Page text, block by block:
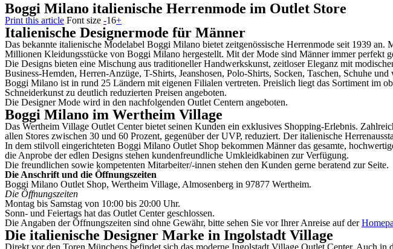
Boggi Milano italienische Herrenmode im Outlet Store
Print this article Font size -16+
Italienische Designermode für Männer
Das bekannte italienische Modelabel Boggi Milano bietet zeitgenössische Herrenmode seit 1939
Millionen Kleidungsstücke von Boggi Milano hergestellt. Mit der Mode sind Männer immer perfekt
Die Designs bieten eine Mischung aus traditioneller Handwerkskunst, zeitloser Eleganz mit
Business-Hemden, Herren-Anzüge, T-Shirts, Jeanshosen, Polo-Shirts, Socken, Taschen, Schuhe und
Boggi Milano ist in rund 25 Ländern mit eigenen Filialen vertreten. Preislich liegt das Sortiment im
Schneiderkunst zu deutlich reduzierten Preisen angeboten.
Die Designer Mode wird in den nachfolgenden Outlet Centern angeboten.
Boggi Milano im Wertheim Village
Das Wertheim Village Outlet Center bietet seinen Kunden ein exklusives Shopping-Erlebnis.
allen Stores zwischen 30 und 60 Prozent, gegenüber der UVP, reduziert. Der italienische
In dem stilvoll eingerichteten Boggi Milano Outlet Shop bekommen Männer das gesamte,
die Anprobe der edlen Designs stehen kundenfreundliche Umkleidkabinen zur Verfügung.
Die freundlichen sowie kompetenten Mitarbeiter/-innen stehen den Kunden gerne beratend zur Seite.
Die Anschrift und die Öffnungszeiten
Boggi Milano Outlet Shop, Wertheim Village, Almosenberg in 97877 Wertheim.
Die Öffnungszeiten
Montag bis Samstag von 10:00 bis 20:00 Uhr.
Sonn- und Feiertags hat das Outlet Center geschlossen.
Die Angaben der Öffnungszeiten sind ohne Gewähr, bitte sehen Sie vor Ihrer Anreise auf der
Die italienische Designer Marke in Ingolstadt Village
Direkt vor den Toren Münchens befindet sich das moderne Ingolstadt Village Outlet Center. Auch